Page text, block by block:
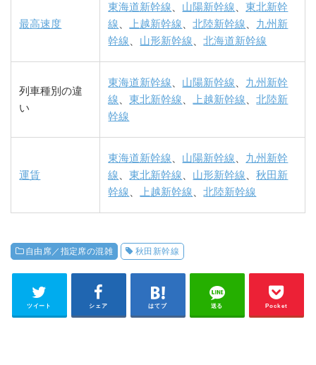
最高速度
東海道新幹線 山陽新幹線 、東北新幹
線
上越新幹線 、北陸新幹線
九州新
幹線
山形新幹線 、北海道新幹線
列車種別の違
い
東海道新幹線 山陽新幹線
九州新幹
線 、東北新幹線 上越新幹線 、北陸新
幹線
運賃
東海道新幹線 山陽新幹線
九州新幹
線 、東北新幹線 山形新幹線 、秋田新
幹線
上越新幹線 、北陸新幹線
自由席／指定席の混雑 秋田新幹線
ツイート シェア はてブ 送る Pocket